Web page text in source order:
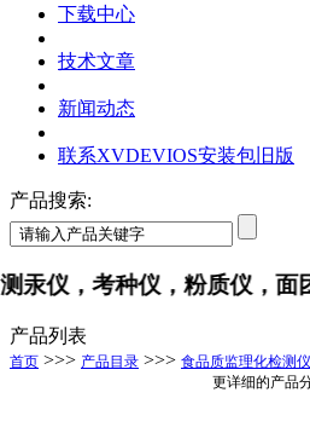
下载中心
技术文章
新闻动态
联系XVDEVIOS安装包旧版
产品搜索:
仪，考种仪，粉质仪，
产品列表
首页 >>> 产品目录 >>> 食品质监理化检测
更详细的产品